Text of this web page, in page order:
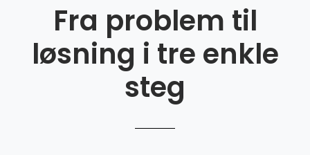
Fra problem til
løsning i tre enkle
steg